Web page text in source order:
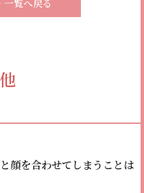
一覧へ戻る
顔を合わせてしまうことは